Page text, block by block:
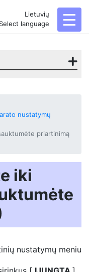
Lietuvių
Select language
nustatymų
priartinimą
iki
nustatymų meniu